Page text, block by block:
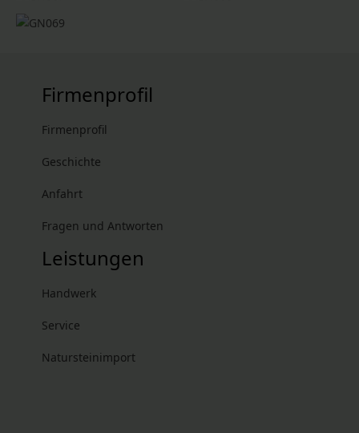
Firmenprofil
Firmenprofil
Geschichte
Anfahrt
Fragen und Antworten
Leistungen
Handwerk
Service
Natursteinimport